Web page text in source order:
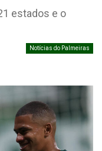
estados e o
Notícias do Palmeiras